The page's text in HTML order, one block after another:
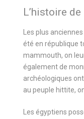
L’histoire
Les plus
été en république
mammouth, on
également de
archéologiques
au peuple hittite,
Les égyptiens